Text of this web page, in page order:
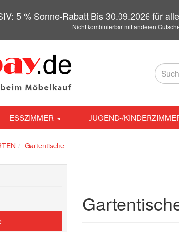
5 % Sonne-Rabatt Bis 30.09.2026 für
Nicht kombinierbar mit anderen
ESSZIMMER JUGEND-/
Gartentische